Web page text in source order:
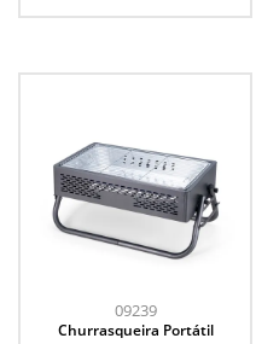
09239
Churrasqueira Portátil